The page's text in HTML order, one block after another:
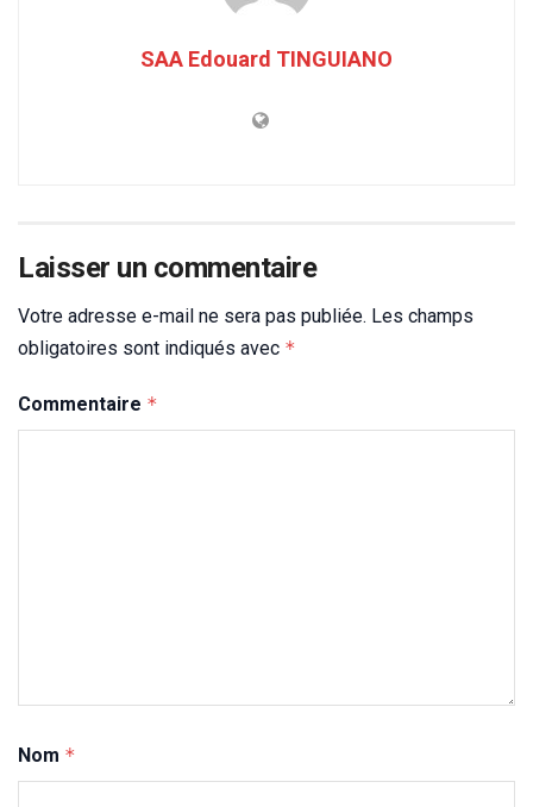
SAA Edouard TINGUIANO
Laisser un commentaire
Votre adresse e-mail ne sera pas publiée. Les champs
obligatoires sont indiqués avec *
Commentaire *
Nom *